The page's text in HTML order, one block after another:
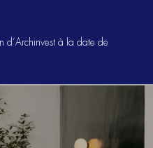
d’Archinvest à la date de